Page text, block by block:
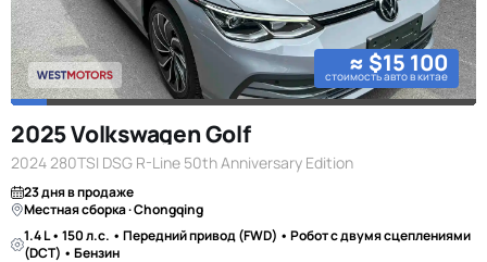
≈ $15 100
стоимость авто в китае
2025 Volkswagen Golf
2024 280TSI DSG R-Line 50th Anniversary Edition
23 дня в продаже
Местная сборка · Chongqing
1.4 L • 150 л.с. • Передний привод (FWD) • Робот с двумя сцеплениями
(DCT) • Бензин